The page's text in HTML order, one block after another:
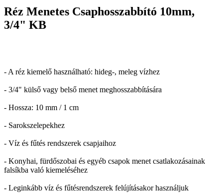
Réz Menetes Csaphosszabbító 10mm,
3/4" KB
- A réz kiemelő használható: hideg-, meleg vízhez
- 3/4" külső vagy belső menet meghosszabbítására
- Hossza: 10 mm / 1 cm
- Sarokszelepekhez
- Víz és fűtés rendszerek csapjaihoz
- Konyhai, fürdőszobai és egyéb csapok menet csatlakozásainak
falsíkba való kiemeléséhez
- Leginkább víz és fűtésrendszerek felújításakor használjuk